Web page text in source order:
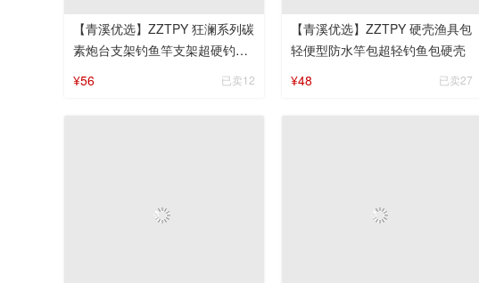
【青溪优选】ZZTPY 狂澜系列碳
素炮台支架钓鱼竿支架超硬钓箱
¥56 已卖12
【青溪优选】ZZTPY 硬壳渔具包
轻便型防水竿包超轻钓鱼包硬壳
¥48
已卖27